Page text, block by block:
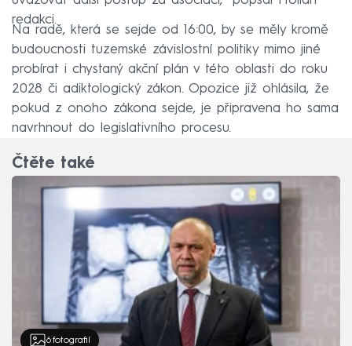
redakci.
Na radě, která se sejde od 16:00, by se měly kromě
budoucnosti tuzemské závislostní politiky mimo jiné
probírat i chystaný akční plán v této oblasti do roku
2028 či adiktologický zákon. Opozice již ohlásila, že
pokud z onoho zákona sejde, je připravena ho sama
navrhnout do legislativního procesu.
Čtěte také
6 fotografií